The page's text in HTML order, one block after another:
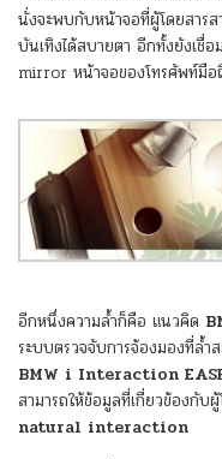
นั่งจะพบกับหน้าจอที่ผู้โดยสาร
บันเทิงได้สบายตา อีกทั้งยังเชื่
mirror หน้าจอของโทรศัพท์มือ
อีกหนึ่งความล้ำก็คือ แนวคิด
ระบบตรวจจับการจ้องมองที่ล้ำ
BMW i Interaction
สามารถให้ข้อมูลที่เกี่ยวข้องกับ
natural interaction